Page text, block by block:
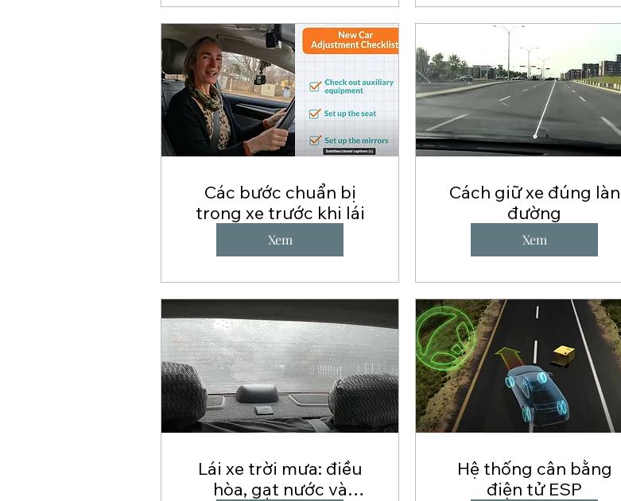
Các bước chuẩn bị
trong xe trước khi lái
Xem
Cách giữ xe đúng làn
đường
Xem
Lái xe trời mưa: điều
hòa, gạt nước và
Hệ thống cân bằng
điện tử ESP